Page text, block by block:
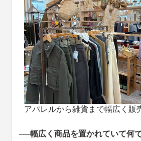
アパレルから雑貨まで幅広く販
──幅広く商品を置かれていて何